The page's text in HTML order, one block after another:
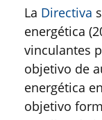
La Directiva
energética
vinculantes
objetivo de
energética
objetivo